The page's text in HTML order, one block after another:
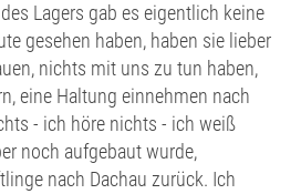
Lagers gab es eigentlich keine
gesehen haben, haben sie lieber
nichts mit uns zu tun haben,
eine Haltung einnehmen nach
- ich höre nichts - ich weiß
noch aufgebaut wurde,
nach Dachau zurück. Ich